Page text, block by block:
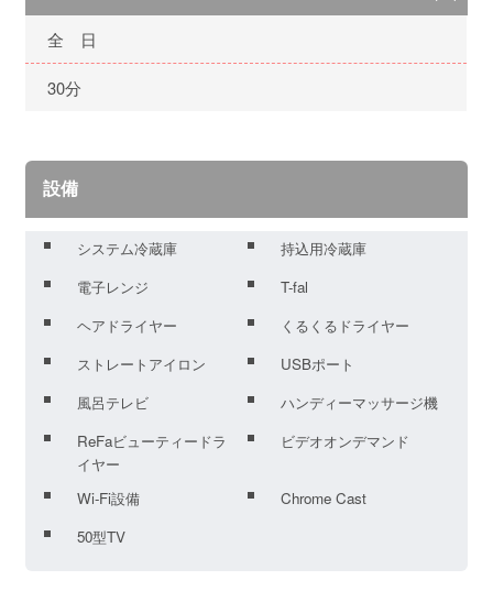
全 日
30分
設備
システム冷蔵庫
持込用冷蔵庫
電子レンジ
T-fal
ヘアドライヤー
くるくるドライヤー
ストレートアイロン
USBポート
風呂テレビ
ハンディーマッサージ機
ReFaビューティードラ
イヤー
ビデオオンデマンド
Wi-Fi設備
Chrome Cast
50型TV